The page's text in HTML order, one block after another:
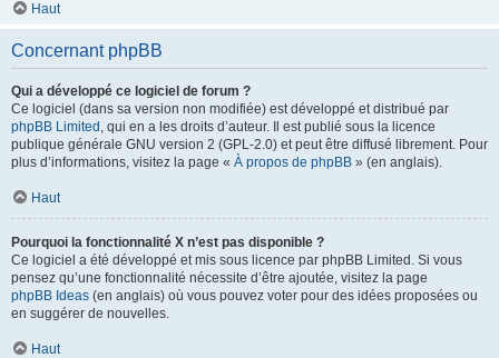
Haut
Concernant phpBB
Qui a développé ce logiciel de forum ?
Ce logiciel (dans sa version non modifiée) est développé et distribué par
phpBB Limited , qui en a les droits d’auteur. Il est publié sous la licence
publique générale GNU version 2 (GPL-2.0) et peut être diffusé librement. Pour
plus d’informations, visitez la page « À propos de phpBB » (en anglais).
Haut
Pourquoi la fonctionnalité X n’est pas disponible ?
Ce logiciel a été développé et mis sous licence par phpBB Limited. Si vous
pensez qu’une fonctionnalité nécessite d’être ajoutée, visitez la page
phpBB Ideas (en anglais) où vous pouvez voter pour des idées proposées ou
en suggérer de nouvelles.
Haut